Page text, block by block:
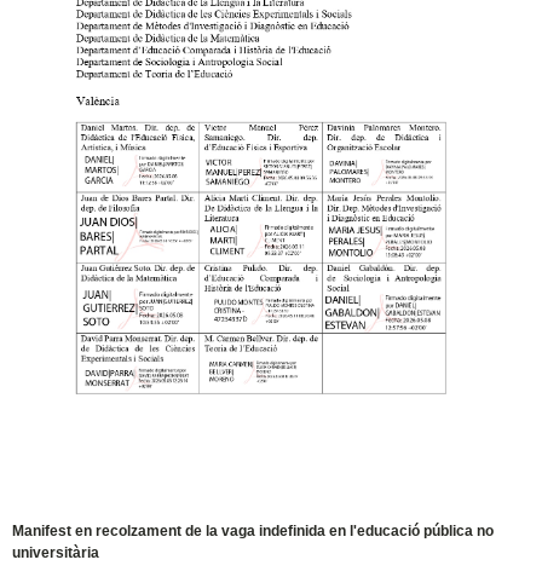
Manifest en recolzament de la vaga indefinida en l'educació pública no
universitària